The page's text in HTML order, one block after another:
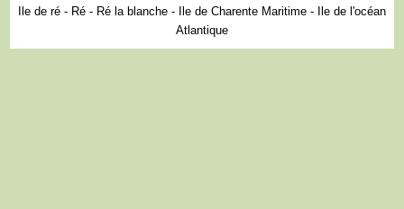
Ile de ré - Ré - Ré la blanche - Ile de Charente Maritime - Ile de l'océan
Atlantique